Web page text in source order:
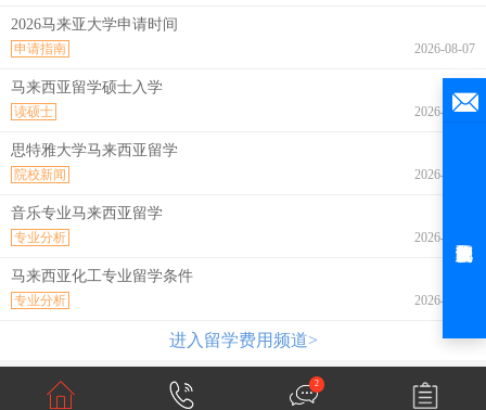
2026马来亚大学申请时间
2026-08-07
申请指南
马来西亚留学硕士入学
2026-08-07
读硕士
思特雅大学马来西亚留学
2026-08-07
院校新闻
音乐专业马来西亚留学
2026-08-07
专业分析
马来西亚化工专业留学条件
2026-08-07
专业分析
进入留学费用频道>
2